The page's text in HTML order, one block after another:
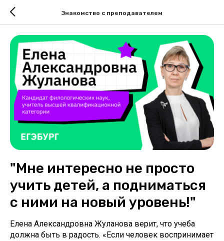
Знакомство с преподавателем
"Мне интересно не просто
учить детей, а подниматься
с ними на новый уровень!"
Елена Александровна Жуланова верит, что учеба
должна быть в радость. «Если человек воспринимает